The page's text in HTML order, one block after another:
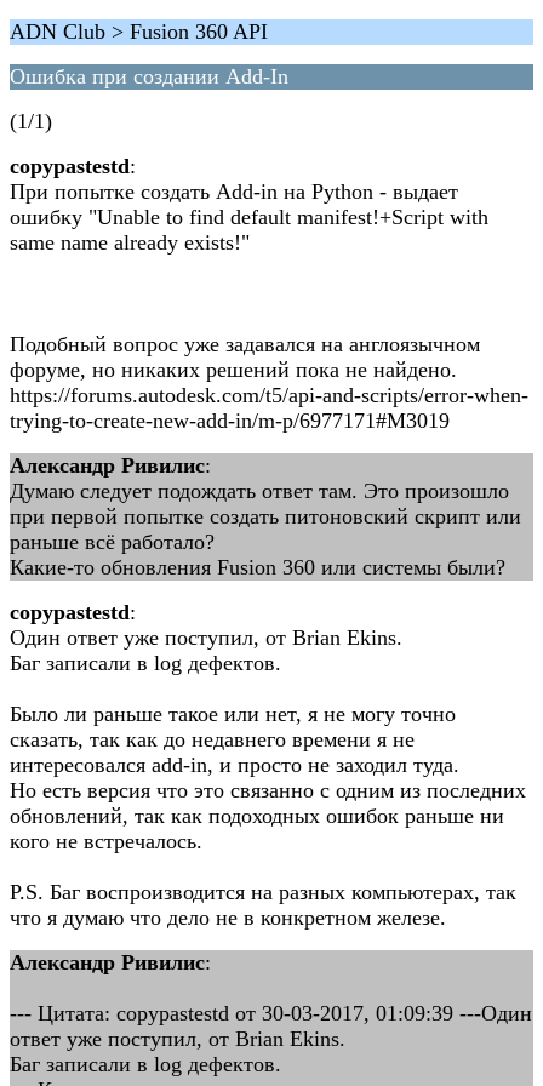
ADN Club > Fusion 360 API
Ошибка при создании Add-In
(1/1)
copypastestd:
При попытке создать Add-in на Python - выдает
ошибку "Unable to find default manifest!+Script with
same name already exists!"
Подобный вопрос уже задавался на англоязычном
форуме, но никаких решений пока не найдено.
https://forums.autodesk.com/t5/api-and-scripts/error-when-
trying-to-create-new-add-in/m-p/6977171#M3019
Александр Ривилис:
Думаю следует подождать ответ там. Это произошло
при первой попытке создать питоновский скрипт или
раньше всё работало?
Какие-то обновления Fusion 360 или системы были?
copypastestd:
Один ответ уже поступил, от Brian Ekins.
Баг записали в log дефектов.
Было ли раньше такое или нет, я не могу точно
сказать, так как до недавнего времени я не
интересовался add-in, и просто не заходил туда.
Но есть версия что это связанно с одним из последних
обновлений, так как подоходных ошибок раньше ни
кого не встречалось.
P.S. Баг воспроизводится на разных компьютерах, так
что я думаю что дело не в конкретном железе.
Александр Ривилис:
--- Цитата: copypastestd от 30-03-2017, 01:09:39 ---Один
ответ уже поступил, от Brian Ekins.
Баг записали в log дефектов.